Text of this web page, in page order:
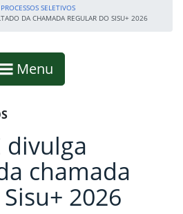
PROCESSOS SELETIVOS
DA CHAMADA REGULAR DO SISU+ 2026
Mostrar
Menu
divulga
chamada
2026